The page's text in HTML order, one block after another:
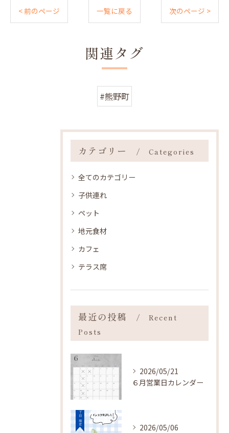
< 前のページ 一覧に戻る 次のページ >
関連タグ
#熊野町
カテゴリー Categories
全てのカテゴリー
子供連れ
ペット
地元食材
カフェ
テラス席
最近の投稿
Recent
Posts
2026/05/21
６月営業日カレンダー
2026/05/06